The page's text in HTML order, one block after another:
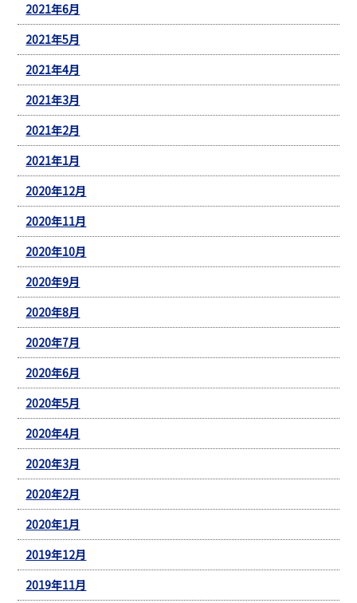
2021年6月
2021年5月
2021年4月
2021年3月
2021年2月
2021年1月
2020年12月
2020年11月
2020年10月
2020年9月
2020年8月
2020年7月
2020年6月
2020年5月
2020年4月
2020年3月
2020年2月
2020年1月
2019年12月
2019年11月